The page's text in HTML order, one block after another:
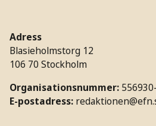
Adress
Blasieholmstorg 12
106 70 Stockholm
Organisationsnummer:
E-postadress: